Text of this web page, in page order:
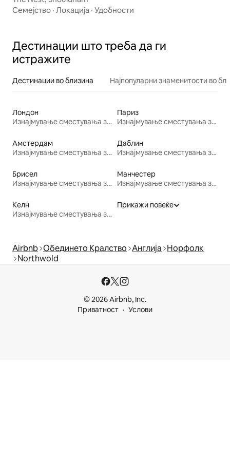
Семејство · Локација · Удобности
Дестинации што треба да ги
истражите
Дестинации во близина Најпопуларни знаменитости во
Лондон
Изнајмување сместувања за одмор
Париз
Изнајмување сместувања за одмор
Амстердам
Изнајмување сместувања за одмор
Даблин
Изнајмување сместувања за одмор
Брисел
Изнајмување сместувања за одмор
Манчестер
Изнајмување сместувања за одмор
Келн
Изнајмување сместувања за одмор
Прикажи повеќе
Airbnb Обединето Кралство Англија Норфолк
Northwold
© 2026 Airbnb, Inc.
Приватност
Услови